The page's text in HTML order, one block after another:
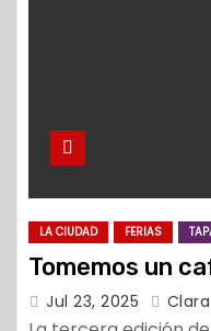
LA CIUDAD FERIAS
Tomemos un
Jul 23, 2025